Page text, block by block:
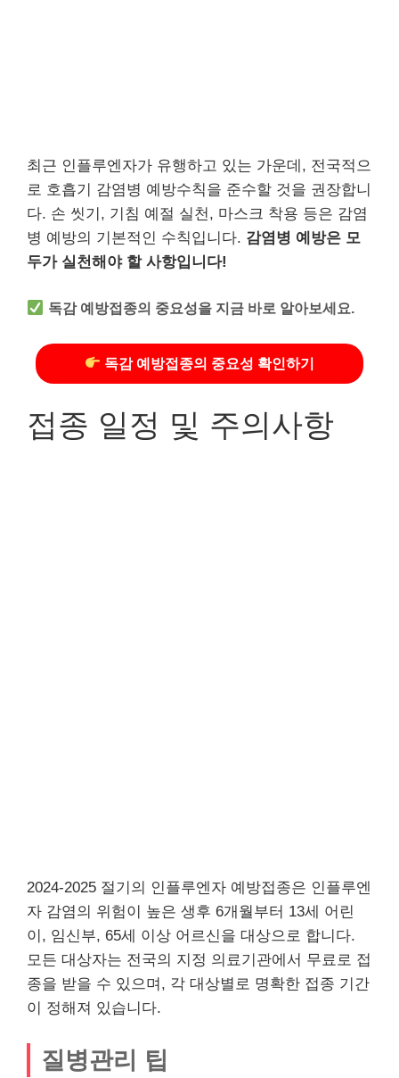
최근 인플루엔자가 유행하고 있는 가운데, 전국적으
로 호흡기 감염병 예방수칙을 준수할 것을 권장합니
다. 손 씻기, 기침 예절 실천, 마스크 착용 등은 감염
병 예방의 기본적인 수칙입니다. 감염병 예방은 모
두가 실천해야 할 사항입니다!
독감 예방접종의 중요성을 지금 바로 알아보세요.
독감 예방접종의 중요성 확인하기
접종 일정 및 주의사항
2024-2025 절기의 인플루엔자 예방접종은 인플루엔
자 감염의 위험이 높은 생후 6개월부터 13세 어린
이, 임신부, 65세 이상 어르신을 대상으로 합니다.
모든 대상자는 전국의 지정 의료기관에서 무료로 접
종을 받을 수 있으며, 각 대상별로 명확한 접종 기간
이 정해져 있습니다.
질병관리 팁